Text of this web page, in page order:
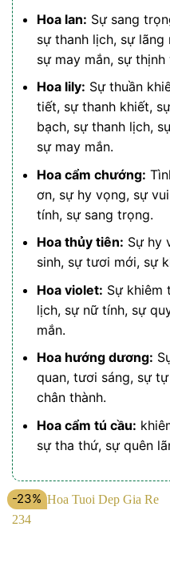
Hoa lan: Sự sang
sự thanh lịch, sự lãng
sự may mắn, sự thịnh
Hoa lily: Sự thuần
tiết, sự thanh khiết,
bạch, sự thanh lịch,
sự may mắn.
Hoa cẩm chướng:
ơn, sự hy vọng, sự
tính, sự sang trọng.
Hoa thủy tiên: Sự hy
sinh, sự tươi mới, sự
Hoa violet: Sự khiêm
lịch, sự nữ tính, sự
mắn.
Hoa hướng dương:
quan, tươi sáng, sự
chân thành.
Hoa cẩm tú cầu:
sự tha thứ, sự quên
-23%